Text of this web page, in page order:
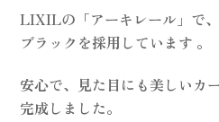
LIXILの「アーキレール」で
ブラックを採用しています 。
安心で、見た目にも美しいカ
完成しました。